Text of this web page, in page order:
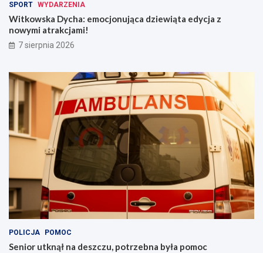
SPORT WYDARZENIA
Witkowska Dycha: emocjonująca dziewiąta edycja z
nowymi atrakcjami!
7 sierpnia 2026
POLICJA POMOC
Senior utknął na deszczu, potrzebna była pomoc